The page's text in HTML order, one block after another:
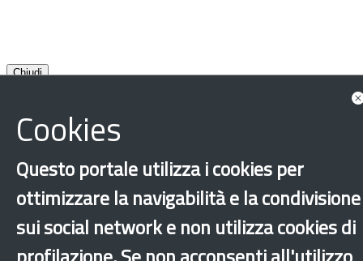
Chiudi
Lazio Cultura Letteratura
Roma
Cookies
Questo portale utilizza i cookies per
ottimizzare la navigabilità e la condivisione
sui social network e non utilizza cookies di